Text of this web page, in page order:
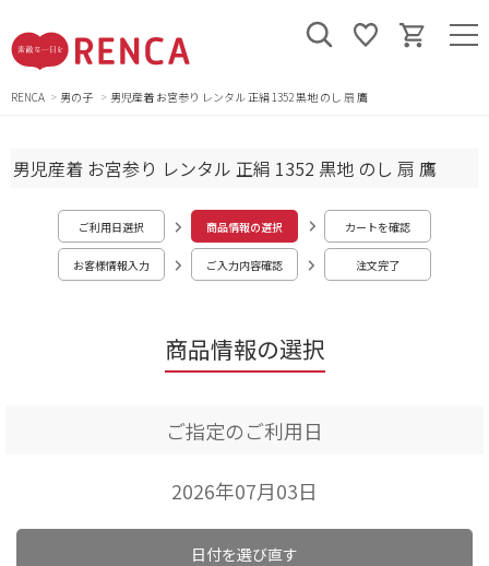
RENCA 男の子 男児産着 お宮参り レンタル 正絹 1352 黒地 のし 扇 鷹
商品情報の選択
男児産着 お宮参り レンタル 正絹 1352 黒地 のし 扇 鷹
ご利用日選択 商品情報の選択 カートを確認
お客様情報入力 ご入力内容確認 注文完了
ご指定のご利用日
2026年07月03日
日付を選び直す